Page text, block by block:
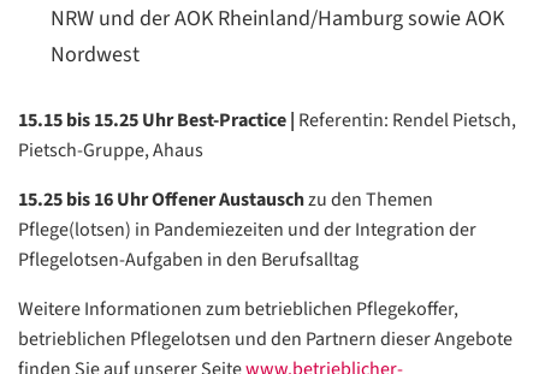
NRW und der AOK Rheinland/Hamburg sowie AOK
Nordwest
15.15 bis 15.25 Uhr Best-Practice | Referentin: Rendel Pietsch,
Pietsch-Gruppe, Ahaus
15.25 bis 16 Uhr Offener Austauschzu den Themen
Pflege(lotsen) in Pandemiezeiten und der Integration der
Pflegelotsen-Aufgaben in den Berufsalltag
Weitere Informationen zum betrieblichen Pflegekoffer,
betrieblichen Pflegelotsen und den Partnern dieser Angebote